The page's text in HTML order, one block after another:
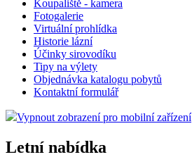
Koupaliště - kamera
Fotogalerie
Virtuální prohlídka
Historie lázní
Účinky sirovodíku
Tipy na výlety
Objednávka katalogu pobytů
Kontaktní formulář
Vypnout zobrazení pro mobilní zařízení
Letní nabídka